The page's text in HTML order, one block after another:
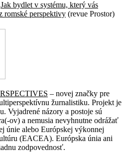
Jak bydlet v systému, který vás
romské perspektivy (revue Prostor)
– novej značky pre
žurnalistiku. Projekt je
Vyjadrené názory a postoje sú
ov) a nemusia nevyhnutne odrážať
únie alebo Európskej výkonnej
(EACEA). Európska únia ani
zodpovednosť.